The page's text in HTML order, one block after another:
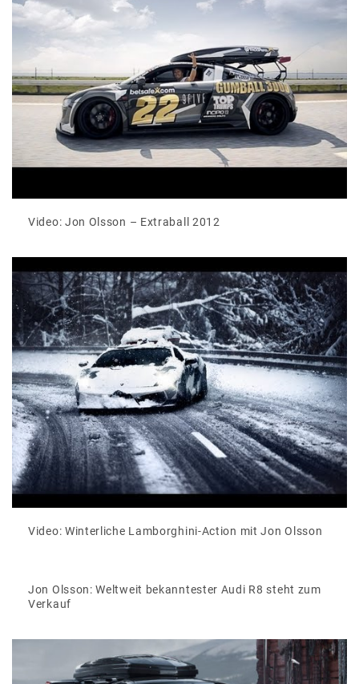
Video: Jon Olsson – Extraball 2012
Video: Winterliche Lamborghini-Action mit Jon Olsson
Jon Olsson: Weltweit bekanntester Audi R8 steht zum
Verkauf